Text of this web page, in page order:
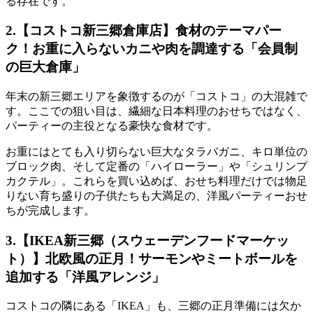
2.【コストコ新三郷倉庫店】食材のテーマパー
ク！お重に入らないカニや肉を調達する「会員制
の巨大倉庫」
年末の新三郷エリアを象徴するのが「コストコ」の大混雑で
す。ここでの狙い目は、繊細な日本料理のおせちではなく、
パーティーの主役となる豪快な食材です。
お重にはとても入り切らない巨大なタラバガニ、キロ単位の
ブロック肉、そして定番の「ハイローラー」や「シュリンプ
カクテル」
。これらを買い込めば、おせち料理だけでは物足
りない育ち盛りの子供たちも大満足の、洋風パーティーおせ
ちが完成します。
3.【IKEA新三郷（スウェーデンフードマーケッ
ト）】北欧風の正月！サーモンやミートボールを
追加する「洋風アレンジ」
コストコの隣にある「IKEA」も、三郷の正月準備には欠か